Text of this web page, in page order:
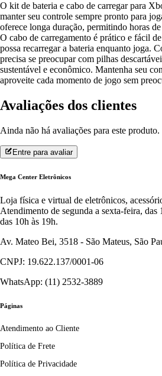
O kit de bateria e cabo de carregar para
manter seu controle sempre pronto para
oferece longa duração, permitindo horas
O cabo de carregamento é prático e fácil
possa recarregar a bateria enquanto joga.
precisa se preocupar com pilhas
sustentável e econômico. Mantenha seu
aproveite cada momento de jogo sem
Avaliações dos clientes
Ainda não há avaliações para este produto.
Entre para avaliar
Mega Center Eletrônicos
Loja física e virtual de eletrônicos,
Atendimento de segunda a sexta-feira, das
das 10h às 19h.
Av. Mateo Bei, 3518 - São Mateus, São
CNPJ: 19.622.137/0001-06
WhatsApp: (11) 2532-3889
Páginas
Atendimento ao Cliente
Política de Frete
Política de Privacidade